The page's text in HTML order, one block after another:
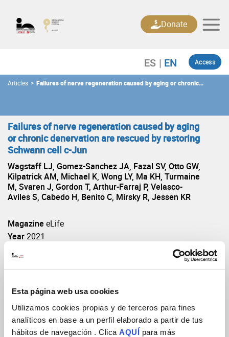
Esta página web usa cookies
Utilizamos cookies propias y de terceros para fines
analíticos en base a un perfil elaborado a partir de tus
hábitos de navegación . Clica AQUÍ para más
content
Access
Donate
Articles > Failures of nerve regeneration caused by aging or chronic
Failures of nerve regeneration caused by aging
or chronic denervation are rescued by restoring
Schwann cell c-Jun
Wagstaff LJ, Gomez-Sanchez JA, Fazal SV, Otto GW,
Kilpatrick AM, Michael K, Wong LY, Ma KH, Turmaine
M, Svaren J, Gordon T, Arthur-Farraj P, Velasco-
Aviles S, Cabedo H, Benito C, Mirsky R, Jessen KR
Magazine eLife
Year2021
DOI
Research Groups